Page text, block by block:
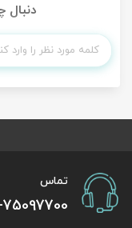
تماس
75097700